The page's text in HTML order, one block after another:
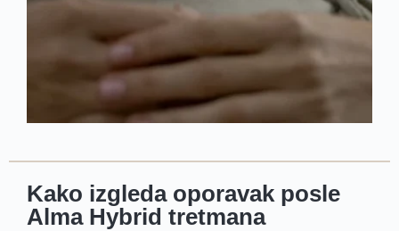
Kako izgleda oporavak posle
Alma Hybrid tretmana